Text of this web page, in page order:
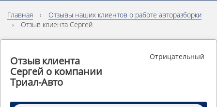
Главная ›
Отзывы наших клиентов о работе авторазборки
›
Отзыв клиента Сергей
Отзыв клиента
Сергей о компании
Триал-Авто
Отрицательный